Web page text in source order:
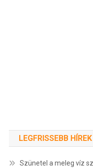
LEGFRISSEBB HÍREK
Szünetel a meleg víz